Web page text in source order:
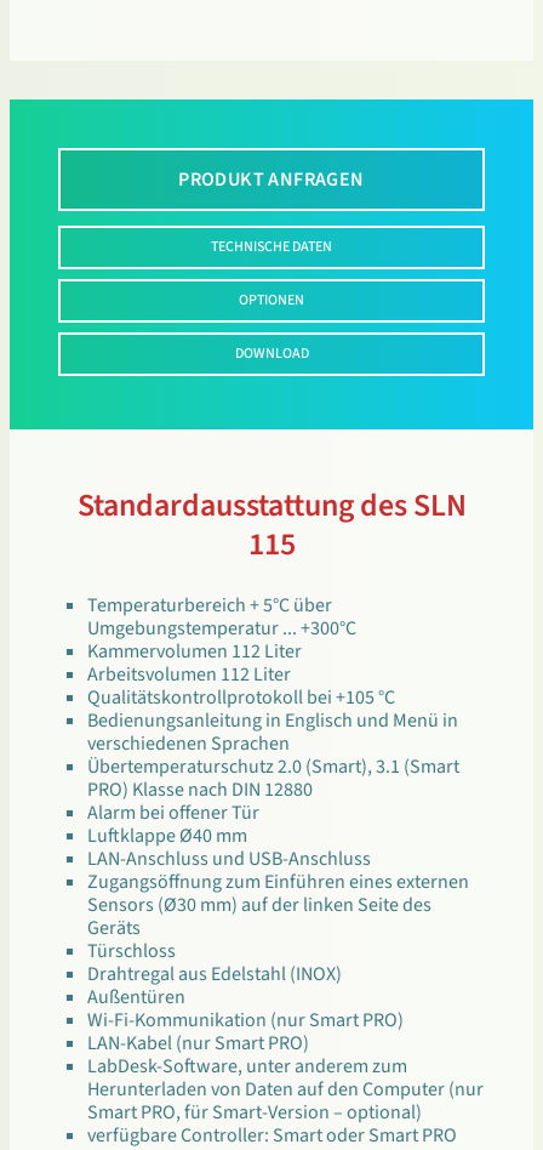
PRODUKT ANFRAGEN
TECHNISCHE DATEN
OPTIONEN
DOWNLOAD
Standardausstattung des SLN
115
Temperaturbereich + 5°C über
Umgebungstemperatur ... +300°C
Kammervolumen 112 Liter
Arbeitsvolumen 112 Liter
Qualitätskontrollprotokoll bei +105 °C
Bedienungsanleitung in Englisch und Menü in
verschiedenen Sprachen
Übertemperaturschutz 2.0 (Smart), 3.1 (Smart
PRO) Klasse nach DIN 12880
Alarm bei offener Tür
Luftklappe Ø40 mm
LAN-Anschluss und USB-Anschluss
Zugangsöffnung zum Einführen eines externen
Sensors (Ø30 mm) auf der linken Seite des
Geräts
Türschloss
Drahtregal aus Edelstahl (INOX)
Außentüren
Wi-Fi-Kommunikation (nur Smart PRO)
LAN-Kabel (nur Smart PRO)
LabDesk-Software, unter anderem zum
Herunterladen von Daten auf den Computer (nur
Smart PRO, für Smart-Version – optional)
verfügbare Controller: Smart oder Smart PRO